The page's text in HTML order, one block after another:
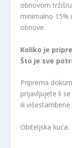
obnovom
minimalno 15%
obnove.
Koliko je
Što je sve
Priprema
prijavljujete li
ili višestambene
Obiteljska kuća: